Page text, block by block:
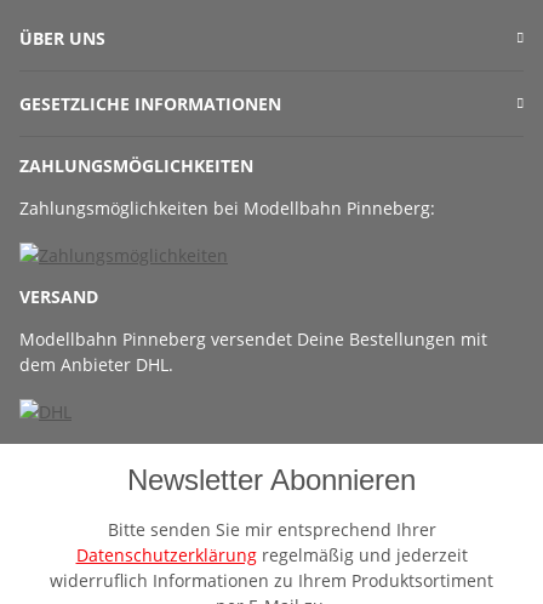
ÜBER UNS
GESETZLICHE INFORMATIONEN
ZAHLUNGSMÖGLICHKEITEN
Zahlungsmöglichkeiten bei Modellbahn Pinneberg:
VERSAND
Modellbahn Pinneberg versendet Deine Bestellungen mit
dem Anbieter DHL.
Newsletter Abonnieren
Bitte senden Sie mir entsprechend Ihrer
Datenschutzerklärungregelmäßig und jederzeit
widerruflich Informationen zu Ihrem Produktsortiment